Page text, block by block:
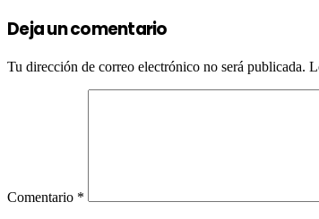
Deja un comentario
Tu dirección de correo electrónico no será publicada.
Comentario *